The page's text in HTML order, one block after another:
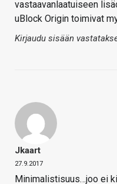
vastaavanlaatuiseen
uBlock Origin toimivat
Kirjaudu sisään
Jkaart
27.9.2017
Minimalistisuus…joo ei